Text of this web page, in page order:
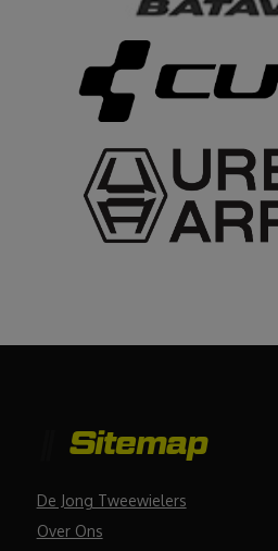
Sitemap
De Jong Tweewielers
Over Ons